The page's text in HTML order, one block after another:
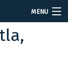
MENU